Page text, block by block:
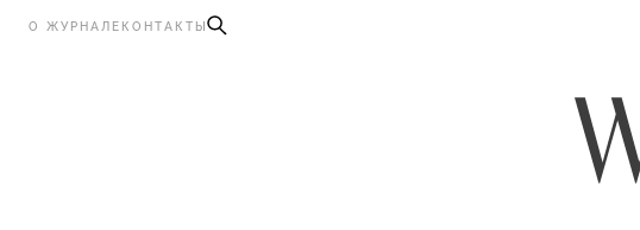
О ЖУРНАЛЕ КОНТАКТЫ